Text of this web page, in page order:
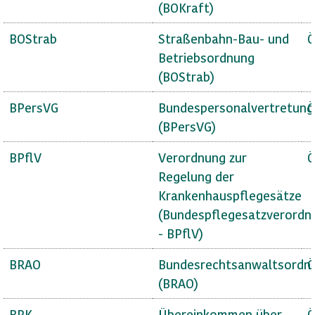
(BOKraft)
BOStrab
Straßenbahn-Bau- und
Betriebsordnung
(BOStrab)
BPersVG
(BPersVG)
BPflV
Verordnung zur
Regelung der
Krankenhauspflegesätze
- BPflV)
BRAO
(BRAO)